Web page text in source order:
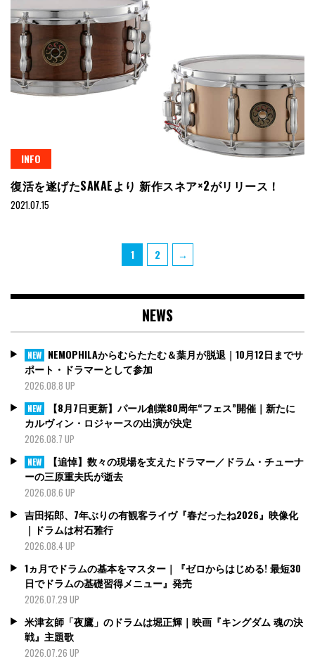
INFO
復活を遂げたSAKAEより 新作スネア×2がリリース！
2021.07.15
Page
1 Page
2 →
NEWS
NEW NEMOPHILAからむらたたむ＆葉月が脱退｜10月12日までサ
ポート・ドラマーとして参加
2026.08.8 UP
NEW
【8月7日更新】パール創業80周年“フェス”開催｜新たに
カルヴィン・ロジャースの出演が決定
2026.08.7 UP
NEW
【追悼】数々の現場を支えたドラマー／ドラム・チューナ
ーの三原重夫氏が逝去
2026.08.6 UP
吉田拓郎、7年ぶりの有観客ライヴ『春だったね2026』映像化
｜ドラムは村石雅行
2026.08.4 UP
1ヵ月でドラムの基本をマスター｜『ゼロからはじめる! 最短30
日でドラムの基礎習得メニュー』発売
2026.07.29 UP
米津玄師「夜鷹」のドラムは堀正輝｜映画『キングダム 魂の決
戦』主題歌
2026.07.26 UP